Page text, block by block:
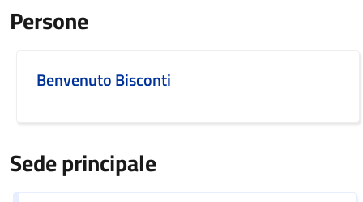
Persone
Benvenuto Bisconti
Sede principale